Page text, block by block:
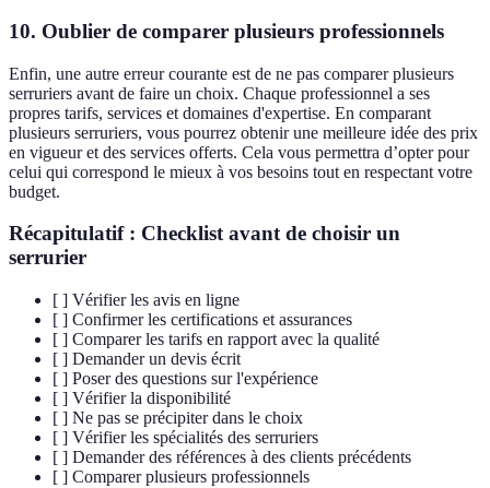
10. Oublier de comparer plusieurs professionnels
Enfin, une autre erreur courante est de ne pas comparer plusieurs
serruriers avant de faire un choix. Chaque professionnel a ses
propres tarifs, services et domaines d'expertise. En comparant
plusieurs serruriers, vous pourrez obtenir une meilleure idée des prix
en vigueur et des services offerts. Cela vous permettra d’opter pour
celui qui correspond le mieux à vos besoins tout en respectant votre
budget.
Récapitulatif : Checklist avant de choisir un
serrurier
[ ] Vérifier les avis en ligne
[ ] Confirmer les certifications et assurances
[ ] Comparer les tarifs en rapport avec la qualité
[ ] Demander un devis écrit
[ ] Poser des questions sur l'expérience
[ ] Vérifier la disponibilité
[ ] Ne pas se précipiter dans le choix
[ ] Vérifier les spécialités des serruriers
[ ] Demander des références à des clients précédents
[ ] Comparer plusieurs professionnels